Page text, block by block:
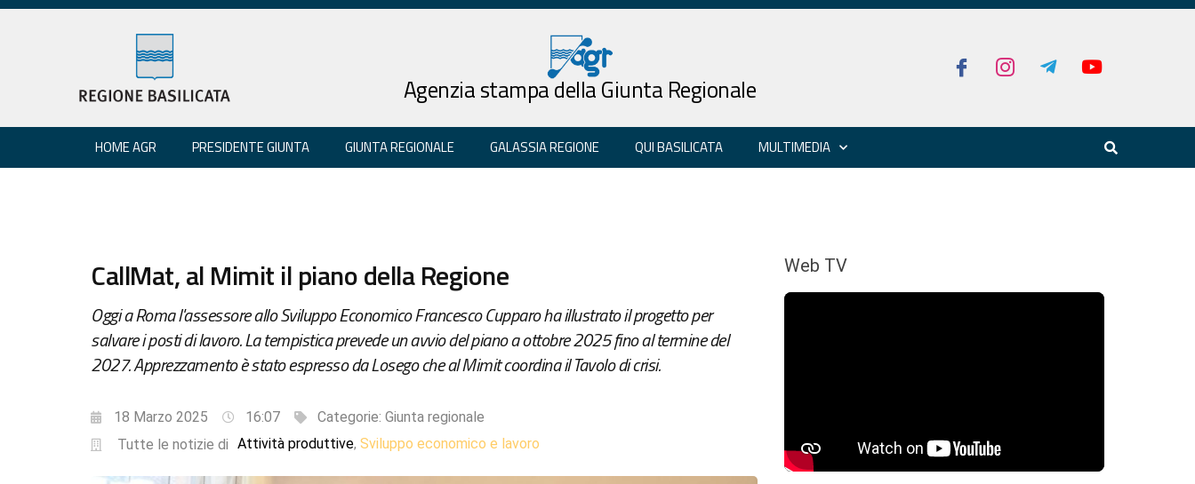
Agenzia stampa della Giunta Regionale
HOME AGR PRESIDENTE GIUNTA GIUNTA REGIONALE GALASSIA REGIONE QUI BASILICATA MULTIMEDIA
CallMat, al Mimit il piano della Regione
Oggi a Roma l'assessore allo Sviluppo Economico Francesco Cupparo ha illustrato il progetto per
salvare i posti di lavoro. La tempistica prevede un avvio del piano a ottobre 2025 fino al termine del
2027. Apprezzamento è stato espresso da Losego che al Mimit coordina il Tavolo di crisi.
18 Marzo 2025 16:07 Categorie: Giunta regionale
Tutte le notizie di Attività produttive, Sviluppo economico e lavoro
Web TV